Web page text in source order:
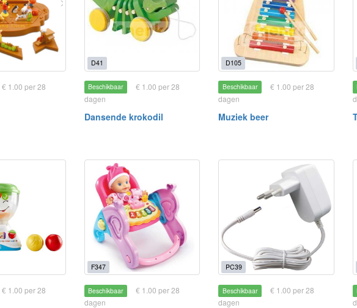
€ 1.00 per 28
D41
Beschikbaar
€ 1.00 per 28
dagen
Dansende krokodil
D105
Beschikbaar
€ 1.00 per 28
dagen
Muziek beer
€ 1.00 per 28
F347
Beschikbaar
€ 1.00 per 28
dagen
PC39
Beschikbaar
€ 1.00 per 28
dagen